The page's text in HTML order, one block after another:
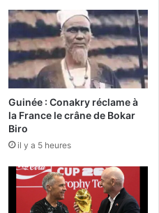
Guinée : Conakry réclame à
la France le crâne de Bokar
Biro
il y a 5 heures